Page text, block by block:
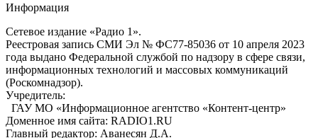
Информация
Сетевое издание «Радио 1».
Реестровая запись СМИ Эл № ФС77-85036 от 10 апреля 2023
года выдано Федеральной службой по надзору в сфере связи,
информационных технологий и массовых коммуникаций
(Роскомнадзор).
Учредитель:
ГАУ МО «Информационное агентство «Контент-центр»
Доменное имя сайта: RADIO1.RU
Главный редактор: Аванесян Д.А.